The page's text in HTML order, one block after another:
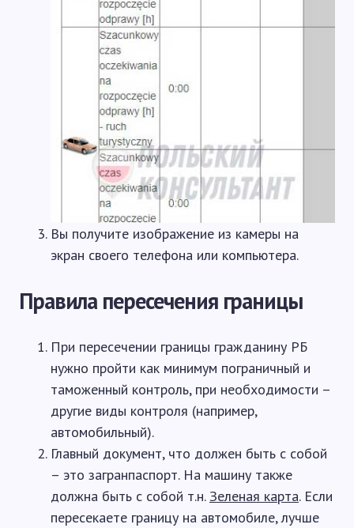
Вы получите изображение из камеры на
экран своего телефона или компьютера.
Правила пересечения границы
При пересечении границы гражданину РБ
нужно пройти как минимум пограничный и
таможенный контроль, при необходимости –
другие виды контроля (например,
автомобильный).
Главный документ, что должен быть с собой
– это загранпаспорт. На машину также
должна быть с собой т.н. Зеленая карта. Если
пересекаете границу на автомобиле, лучше